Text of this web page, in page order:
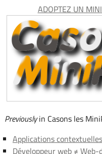
ADOPTEZ UN
Previouslyin Casons les
Applications
Développeur web ≠ Web-